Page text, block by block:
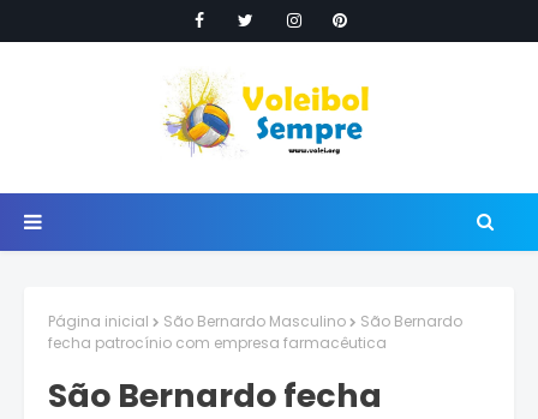
Página inicial São Bernardo Masculino
São Bernardo
fecha patrocínio com empresa farmacêutica
São Bernardo fecha